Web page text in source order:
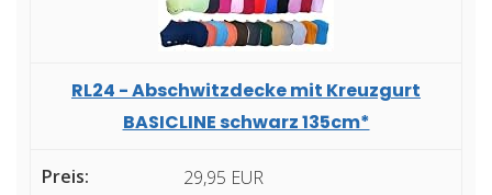
RL24 - Abschwitzdecke mit Kreuzgurt
BASICLINE schwarz 135cm*
29,95 EUR